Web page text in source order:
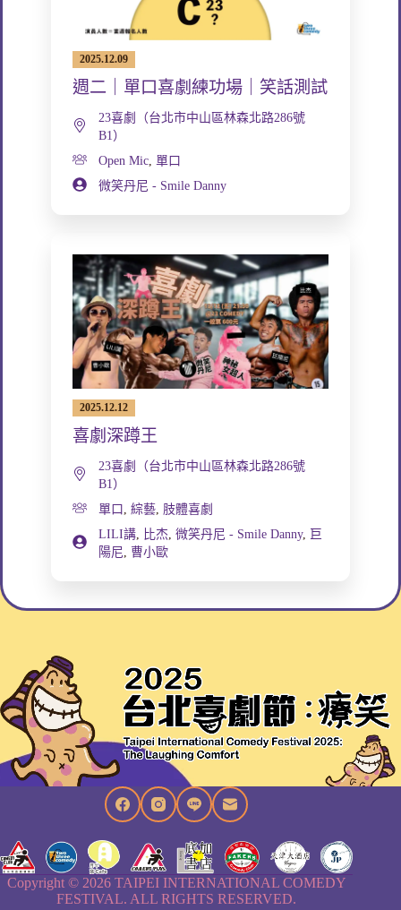
2025.12.09
週二｜單口喜劇練功場｜笑話測試
23喜劇（台北市中山區林森北路286號
B1）
Open Mic, 單口
微笑丹尼 - Smile Danny
2025.12.12
喜劇深蹲王
23喜劇（台北市中山區林森北路286號
B1）
單口
綜藝, 肢體喜劇
LILI講, 比杰 微笑丹尼 - Smile Danny,
巨
陽尼
曹小歐
Copyright © 2026 TAIPEI INTERNATIONAL COMEDY
FESTIVAL. ALL RIGHTS RESERVED.